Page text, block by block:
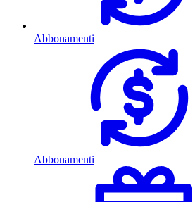
Abbonamenti
Abbonamenti